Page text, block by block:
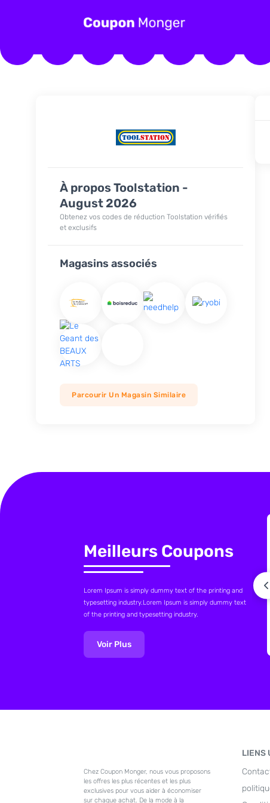
À propos Toolstation -
August 2026
Obtenez vos codes de réduction Toolstation vérifiés
et exclusifs
Magasins associés
Parcourir Un Magasin Similaire
Meilleurs Coupons
Lorem Ipsum is simply dummy text of the printing and
typesetting industry.Lorem Ipsum is simply dummy text
of the printing and typesetting industry.
Voir Plus
Chez Coupon Monger, nous vous proposons
les offres les plus récentes et les plus
exclusives pour vous aider à économiser
sur chaque achat. De la mode à la
LIENS